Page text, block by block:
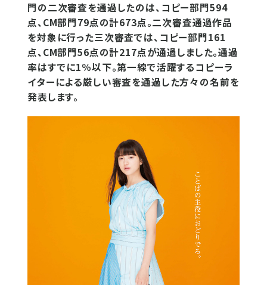
門の二次審査を通過したのは、コピー部門594
点、CM部門79点の計673点。二次審査通過作品
を対象に行った三次審査では、コピー部門161
点、CM部門56点の計217点が通過しました。通過
率はすでに1％以下。第一線で活躍するコピーラ
イターによる厳しい審査を通過した方々の名前を
発表します。